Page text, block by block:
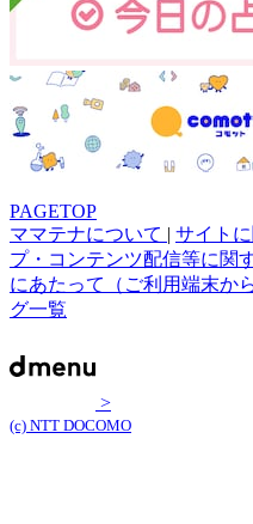
PAGETOP
ママテナについて | サイト
プ・コンテンツ配信等に関
にあたって（ご利用端末か
グ一覧
>
(c) NTT DOCOMO